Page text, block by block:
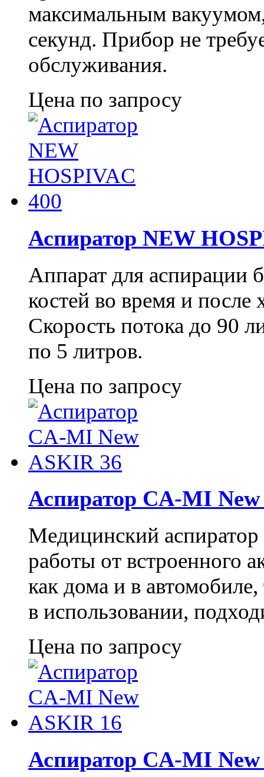
максимальным
секунд. Прибор не
обслуживания.
Цена по запросу
Аспиратор NEW
Аппарат для аспирации
костей во время и после
Скорость потока до 90
по 5 литров.
Цена по запросу
Аспиратор CA-MI
Медицинский
работы от встроенного
как дома и в
в использовании,
Цена по запросу
Аспиратор CA-MI